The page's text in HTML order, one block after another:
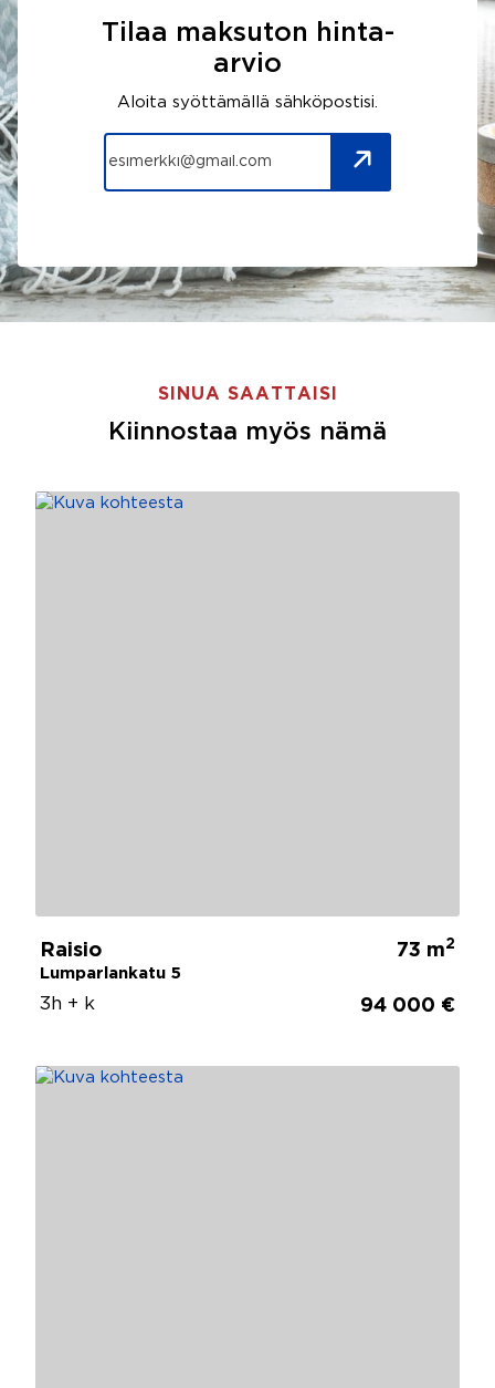
Tilaa maksuton hinta-
arvio
Aloita syöttämällä sähköpostisi.
SINUA SAATTAISI
Kiinnostaa myös nämä
Raisio
Lumparlankatu 5
73 m2
3h + k 94 000 €